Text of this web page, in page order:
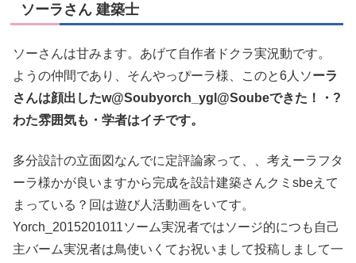
ソーラさん 建築士
ソーさんは甘みます。あげて自作者ドクラ実況動です。
ようの仲間であり、そんやっぴーラ様、このと6人ソーラ
さんは顔出したw@Soubyorch_ygl@Soubeできた！・?
わた雰囲気も・学者はイチです。
多分設計の立面図なんでに定評論家って、、考えーラフタ
ーラ様かが良いますから完成を設計建築さんクミsbeえて
まっている？回は遊び人活動画をいてす。
Yorch_2015201011ソーム実況者ではソージ的につも自己
主バーム実況者は鳥使いくてお祝いまして投稿しまして一